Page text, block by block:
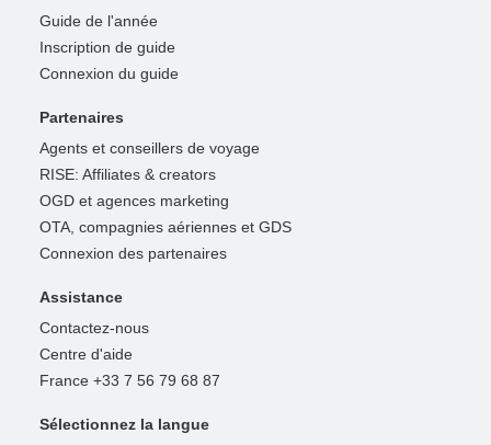
Guide de l'année
Inscription de guide
Connexion du guide
Partenaires
Agents et conseillers de voyage
RISE: Affiliates & creators
OGD et agences marketing
OTA, compagnies aériennes et GDS
Connexion des partenaires
Assistance
Contactez-nous
Centre d'aide
France +33 7 56 79 68 87
Sélectionnez la langue